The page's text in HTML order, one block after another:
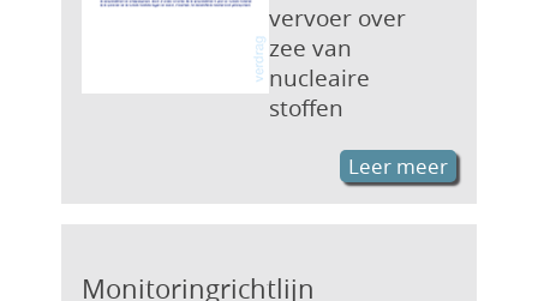
vervoer over
zee van
nucleaire
stoffen
Leer meer
Monitoringrichtlijn